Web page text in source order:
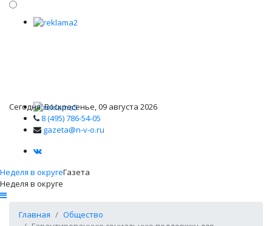
Сегодня: Воскресенье, 09 августа 2026
8 (495) 786-54-05
gazeta@n-v-o.ru
Неделя в округеГазета
Неделя в округе
Главная
Общество